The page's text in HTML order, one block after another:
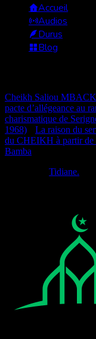
Accueil
Audios
Durus
Blog
Cheikh Saliou
pacte d’allégeance au
charismatique de
1968)
La raison du
du CHEIKH à partir de
Bamba
Tidiane.